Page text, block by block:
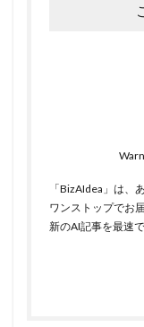
「BizAIdea」は、
ワンストップでお
新のAI記事を最速